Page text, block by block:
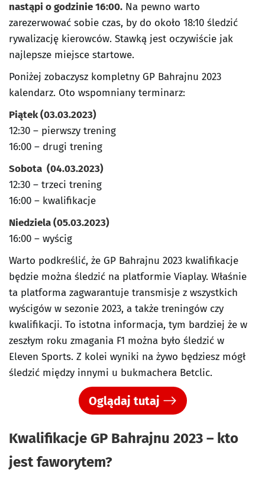
nastąpi o godzinie 16:00. Na pewno warto
zarezerwować sobie czas, by do około 18:10 śledzić
rywalizację kierowców. Stawką jest oczywiście jak
najlepsze miejsce startowe.
Poniżej zobaczysz kompletny GP Bahrajnu 2023
kalendarz. Oto wspomniany terminarz:
Piątek (03.03.2023)
12:30 – pierwszy trening
16:00 – drugi trening
Sobota (04.03.2023)
12:30 – trzeci trening
16:00 – kwalifikacje
Niedziela (05.03.2023)
16:00 – wyścig
Warto podkreślić, że GP Bahrajnu 2023 kwalifikacje
będzie można śledzić na platformie Viaplay. Właśnie
ta platforma zagwarantuje transmisje z wszystkich
wyścigów w sezonie 2023, a także treningów czy
kwalifikacji. To istotna informacja, tym bardziej że w
zeszłym roku zmagania F1 można było śledzić w
Eleven Sports. Z kolei wyniki na żywo będziesz mógł
śledzić między innymi u bukmachera Betclic.
Oglądaj tutaj
Kwalifikacje GP Bahrajnu 2023 – kto
jest faworytem?